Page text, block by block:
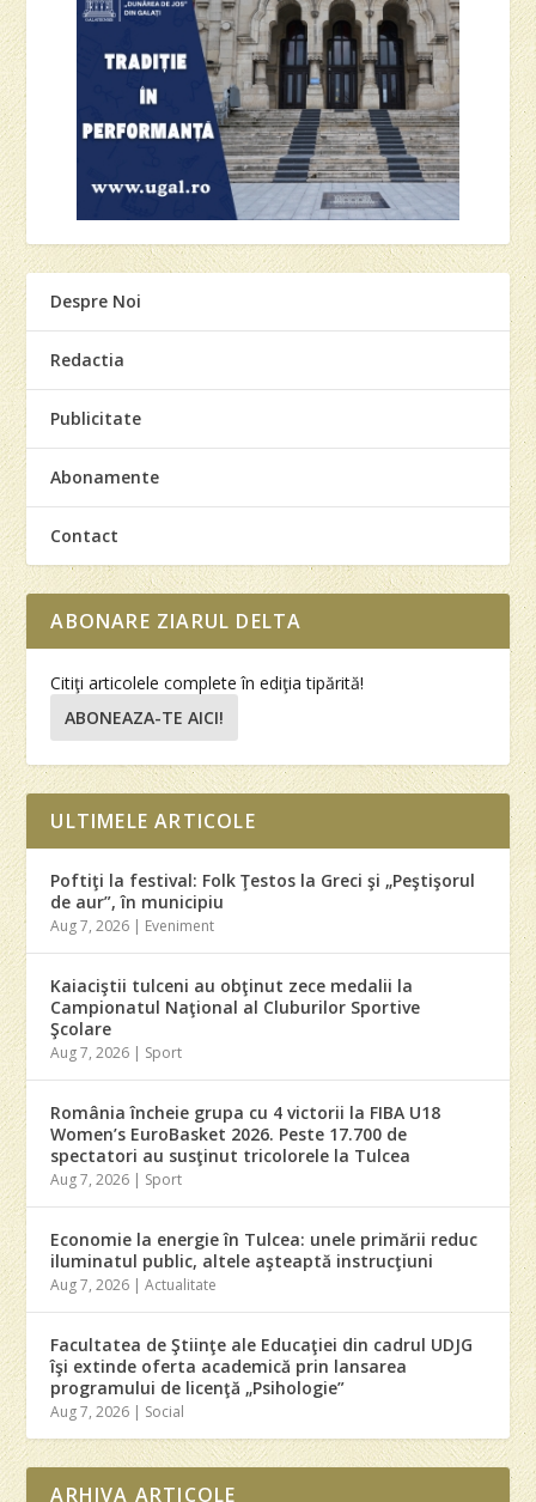
Despre Noi
Redactia
Publicitate
Abonamente
Contact
ABONARE ZIARUL DELTA
Citiţi articolele complete în ediţia tipărită!
ABONEAZA-TE AICI!
ULTIMELE ARTICOLE
Poftiţi la festival: Folk Ţestos la Greci şi „Peştişorul
de aur”, în municipiu
Aug 7, 2026 | Eveniment
Kaiaciştii tulceni au obţinut zece medalii la
Campionatul Naţional al Cluburilor Sportive
Şcolare
Aug 7, 2026 | Sport
România încheie grupa cu 4 victorii la FIBA U18
Women’s EuroBasket 2026. Peste 17.700 de
spectatori au susţinut tricolorele la Tulcea
Aug 7, 2026 | Sport
Economie la energie în Tulcea: unele primării reduc
iluminatul public, altele aşteaptă instrucţiuni
Aug 7, 2026 |Actualitate
Facultatea de Ştiinţe ale Educaţiei din cadrul UDJG
îşi extinde oferta academică prin lansarea
programului de licenţă „Psihologie”
Aug 7, 2026 | Social
ARHIVA ARTICOLE